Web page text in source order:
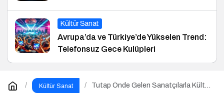
Kültür Sanat
Avrupa’da ve Türkiye’de Yükselen Trend:
Telefonsuz Gece Kulüpleri
Kültür Sanat
Tutap Önde Gelen Sanatçılarla Kültür